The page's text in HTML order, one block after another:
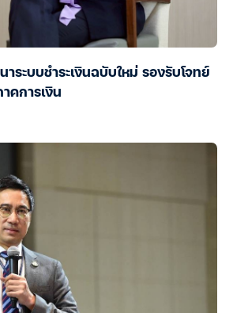
ะบบชำระเงินฉบับใหม่ รองรับโจทย์
คการเงิน